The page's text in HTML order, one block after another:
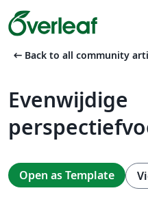
arrow_left_alt Back to all community
Evenwijdige
Open as Template